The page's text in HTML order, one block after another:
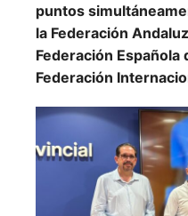
puntos
la Federación
Federación Española
Federación